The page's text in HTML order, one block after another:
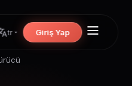
tr Giriş Yap